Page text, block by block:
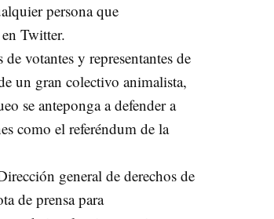
persona que
Twitter.
votantes y representantes de
un gran colectivo animalista,
se anteponga a defender a
como el referéndum de la
general de derechos de
de prensa para